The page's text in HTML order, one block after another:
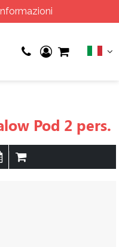
Pod 2 pers.